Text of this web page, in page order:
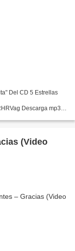
Del CD 5 Estrellas
Descarga mp3:
(Video